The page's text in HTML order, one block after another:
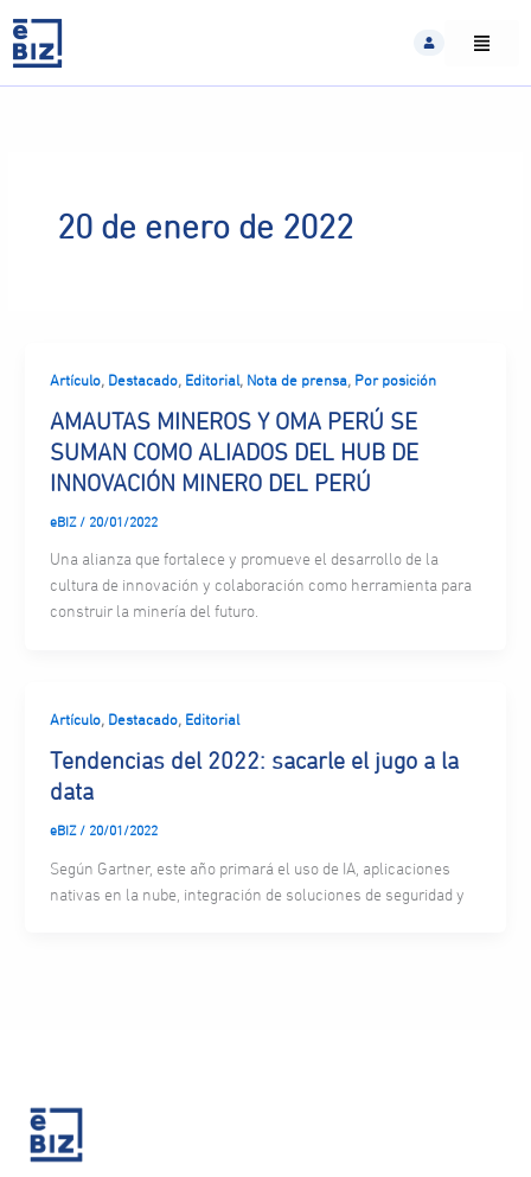
content
20 de enero de 2022
Artículo, Destacado, Editorial, Nota de prensa, Por posición
AMAUTAS MINEROS Y OMA PERÚ SE
SUMAN COMO ALIADOS DEL HUB DE
INNOVACIÓN MINERO DEL PERÚ
eBIZ / 20/01/2022
Una alianza que fortalece y promueve el desarrollo de la
cultura de innovación y colaboración como herramienta para
construir la minería del futuro.
Artículo, Destacado, Editorial
Tendencias del 2022: sacarle el jugo a la
data
eBIZ / 20/01/2022
Según Gartner, este año primará el uso de IA, aplicaciones
nativas en la nube, integración de soluciones de seguridad y